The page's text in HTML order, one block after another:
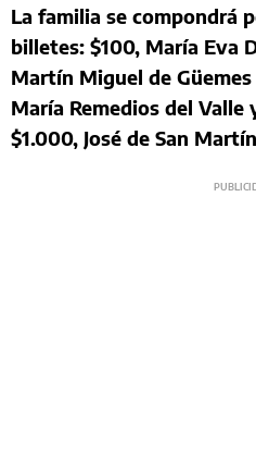
La familia se compondrá
billetes: $100, María Eva
Martín Miguel de
María Remedios del
$1.000, José de San